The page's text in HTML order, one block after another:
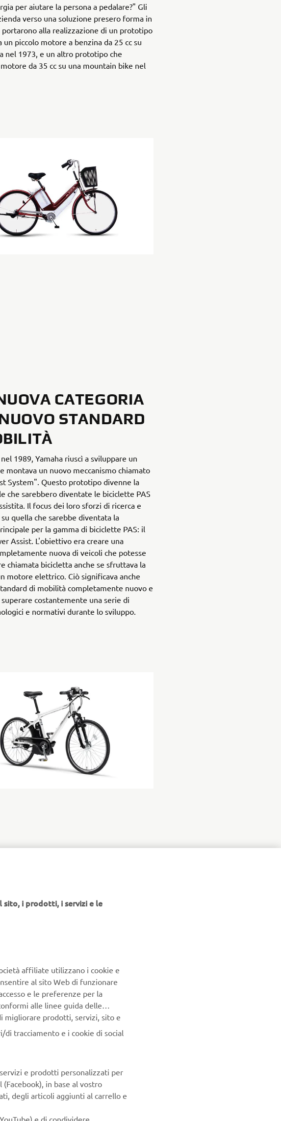
per aiutare la persona a pedalare?" Gli
verso una soluzione presero forma in
alla realizzazione di un prototipo
un piccolo motore a benzina da 25 cc su
nel 1973, e un altro prototipo che
da 35 cc su una mountain bike nel
CATEGORIA
STANDARD
1989, Yamaha riuscì a sviluppare un
montava un nuovo meccanismo chiamato
System". Questo prototipo divenne la
che sarebbero diventate le biciclette PAS
Il focus dei loro sforzi di ricerca e
quella che sarebbe diventata la
per la gamma di biciclette PAS: il
Assist. L'obiettivo era creare una
nuova di veicoli che potesse
chiamata bicicletta anche se sfruttava la
motore elettrico. Ciò significava anche
di mobilità completamente nuovo e
costantemente una serie di
e normativi durante lo sviluppo.
fine riconobbero il valore sociale del
ufficialmente la sua
come bicicletta nel 1993. Poi, nel luglio
presentarono la Yamaha PAS (con
integrato a 3 velocità) come “primo
e le vendite iniziarono su base
tre prefetture di Kanagawa, Shizuoka e
pioniera di questa nuova categoria, gli
di biciclette giapponesi iniziarono
le proprie offerte di “biciclette a
i prodotti, i servizi e le
affiliate utilizzano i cookie e
al sito Web di funzionare
e le preferenze per la
alle linee guida delle
migliorare prodotti, servizi, sito e
tracciamento e i cookie di social
e prodotti personalizzati per
in base al vostro
degli articoli aggiunti al carrello e
e di condividere